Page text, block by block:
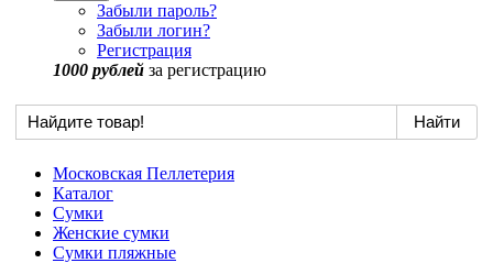
Забыли пароль?
Забыли логин?
Регистрация
1000 рублей за регистрацию
Московская Пеллетерия
Каталог
Сумки
Женские сумки
Сумки пляжные